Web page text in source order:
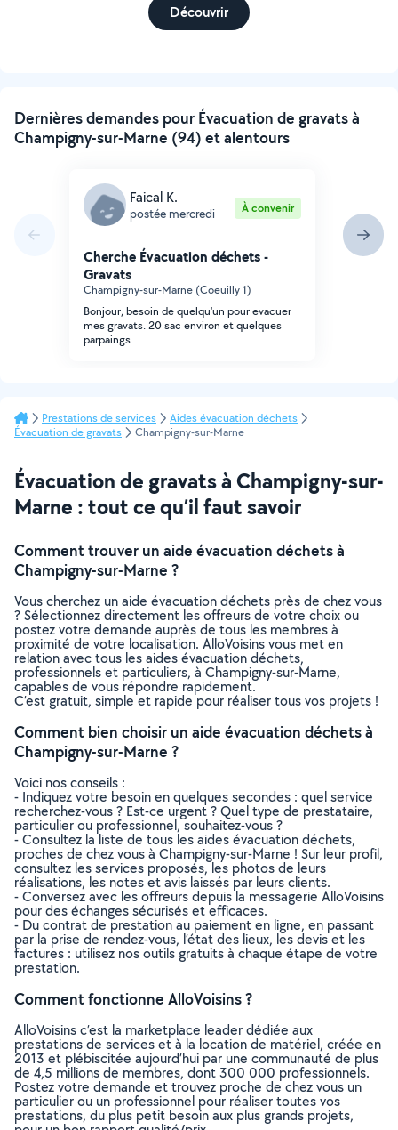
Découvrir
Dernières demandes pour Évacuation de gravats à
Champigny-sur-Marne (94) et alentours
Faical K.
postée mercredi À convenir
Cherche Évacuation déchets -
Gravats
Champigny-sur-Marne (Coeuilly 1)
Bonjour, besoin de quelqu'un pour evacuer
mes gravats. 20 sac environ et quelques
parpaings
Prestations de services
Aides évacuation déchets
Évacuation de gravats
Champigny-sur-Marne
Évacuation de gravats à Champigny-sur-
Marne : tout ce qu’il faut savoir
Comment trouver un aide évacuation déchets à
Champigny-sur-Marne ?
Vous cherchez un aide évacuation déchets près de chez vous
? Sélectionnez directement les offreurs de votre choix ou
postez votre demande auprès de tous les membres à
proximité de votre localisation. AlloVoisins vous met en
relation avec tous les aides évacuation déchets,
professionnels et particuliers, à Champigny-sur-Marne,
capables de vous répondre rapidement.
C’est gratuit, simple et rapide pour réaliser tous vos projets !
Comment bien choisir un aide évacuation déchets à
Champigny-sur-Marne ?
Voici nos conseils :
- Indiquez votre besoin en quelques secondes : quel service
recherchez-vous ? Est-ce urgent ? Quel type de prestataire,
particulier ou professionnel, souhaitez-vous ?
- Consultez la liste de tous les aides évacuation déchets,
proches de chez vous à Champigny-sur-Marne ! Sur leur profil,
consultez les services proposés, les photos de leurs
réalisations, les notes et avis laissés par leurs clients.
- Conversez avec les offreurs depuis la messagerie AlloVoisins
pour des échanges sécurisés et efficaces.
- Du contrat de prestation au paiement en ligne, en passant
par la prise de rendez-vous, l’état des lieux, les devis et les
factures : utilisez nos outils gratuits à chaque étape de votre
prestation.
Comment fonctionne AlloVoisins ?
AlloVoisins c’est la marketplace leader dédiée aux
prestations de services et à la location de matériel, créée en
2013 et plébiscitée aujourd’hui par une communauté de plus
de 4,5 millions de membres, dont 300 000 professionnels.
Postez votre demande et trouvez proche de chez vous un
particulier ou un professionnel pour réaliser toutes vos
prestations, du plus petit besoin aux plus grands projets,